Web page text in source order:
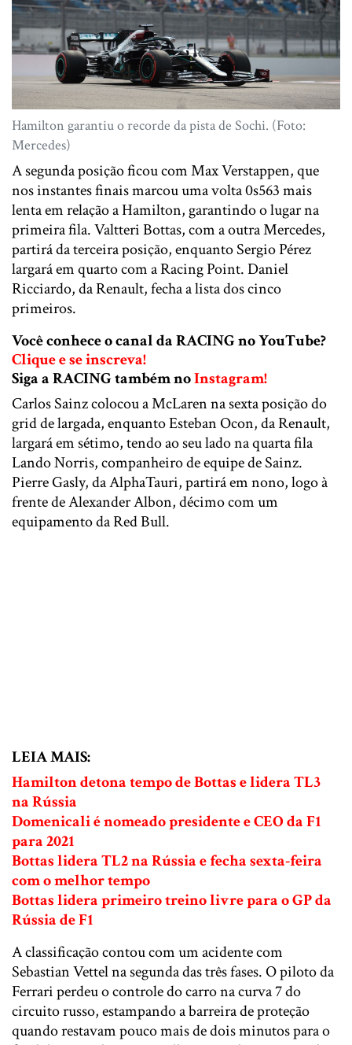
Hamilton garantiu o recorde da pista de Sochi. (Foto:
Mercedes)
A segunda posição ficou com Max Verstappen, que
nos instantes finais marcou uma volta 0s563 mais
lenta em relação a Hamilton, garantindo o lugar na
primeira fila. Valtteri Bottas, com a outra Mercedes,
partirá da terceira posição, enquanto Sergio Pérez
largará em quarto com a Racing Point. Daniel
Ricciardo, da Renault, fecha a lista dos cinco
primeiros.
Você conhece o canal da RACING no YouTube?
Clique e se inscreva!
Siga a RACING também noInstagram!
Carlos Sainz colocou a McLaren na sexta posição do
grid de largada, enquanto Esteban Ocon, da Renault,
largará em sétimo, tendo ao seu lado na quarta fila
Lando Norris, companheiro de equipe de Sainz.
Pierre Gasly, da AlphaTauri, partirá em nono, logo à
frente de Alexander Albon, décimo com um
equipamento da Red Bull.
LEIA MAIS:
Hamilton detona tempo de Bottas e lidera TL3
na Rússia
Domenicali é nomeado presidente e CEO da F1
para 2021
Bottas lidera TL2 na Rússia e fecha sexta-feira
com o melhor tempo
Bottas lidera primeiro treino livre para o GP da
Rússia de F1
A classificação contou com um acidente com
Sebastian Vettel na segunda das três fases. O piloto da
Ferrari perdeu o controle do carro na curva 7 do
circuito russo, estampando a barreira de proteção
quando restavam pouco mais de dois minutos para o